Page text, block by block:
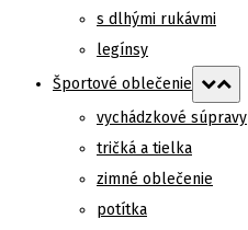
s dlhými rukávmi
legínsy
Športové oblečenie
vychádzkové súpravy
tričká a tielka
zimné oblečenie
potítka